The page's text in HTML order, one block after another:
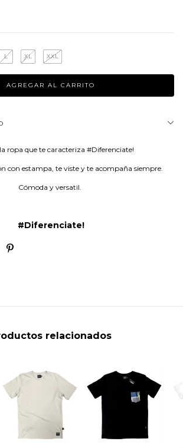
L XL XXL
ropa que te caracteriza #Diferenciate!
con estampa, te viste y te acompaña siempre.
Cómoda y versatil.
#Diferenciate!
relacionados